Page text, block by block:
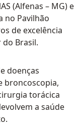
(Alfenas – MG) e
no Pavilhão
de excelência
Brasil.
doenças
broncoscopia,
torácica
a saúde